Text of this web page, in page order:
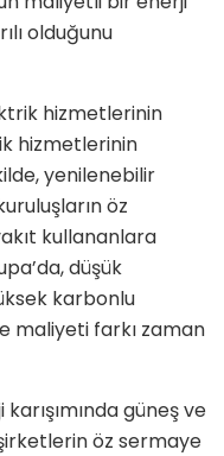
olduğunu
hizmetlerinin
hizmetlerinin
yenilenebilir
öz
kullananlara
düşük
karbonlu
maliyeti farkı zaman
güneş ve
öz sermaye